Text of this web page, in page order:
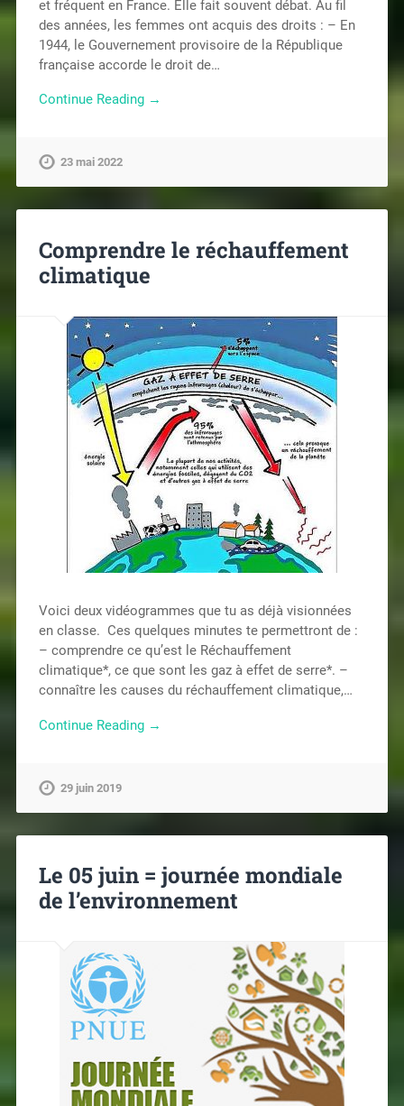
et fréquent en France. Elle fait souvent débat. Au fil
des années, les femmes ont acquis des droits : – En
1944, le Gouvernement provisoire de la République
française accorde le droit de…
Continue Reading →
23 mai 2022
Comprendre le réchauffement
climatique
Voici deux vidéogrammes que tu as déjà visionnées
en classe. Ces quelques minutes te permettront de :
– comprendre ce qu’est le Réchauffement
climatique*, ce que sont les gaz à effet de serre*. –
connaître les causes du réchauffement climatique,…
Continue Reading →
29 juin 2019
Le 05 juin = journée mondiale
de l’environnement